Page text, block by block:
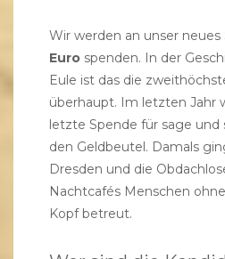
Wir werden an unser
Euro spenden. In der
Eule ist das die
überhaupt. Im letzten Jahr
letzte Spende für sage und
den Geldbeutel. Damals
Dresden und die
Nachtcafés Menschen
Kopf betreut.